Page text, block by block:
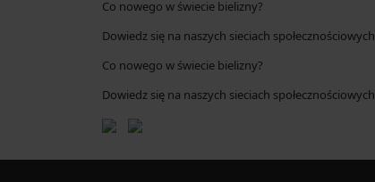
Co nowego w świecie bielizny?
Dowiedz się na naszych sieciach społecznościowych
Co nowego w świecie bielizny?
Dowiedz się na naszych sieciach społecznościowych